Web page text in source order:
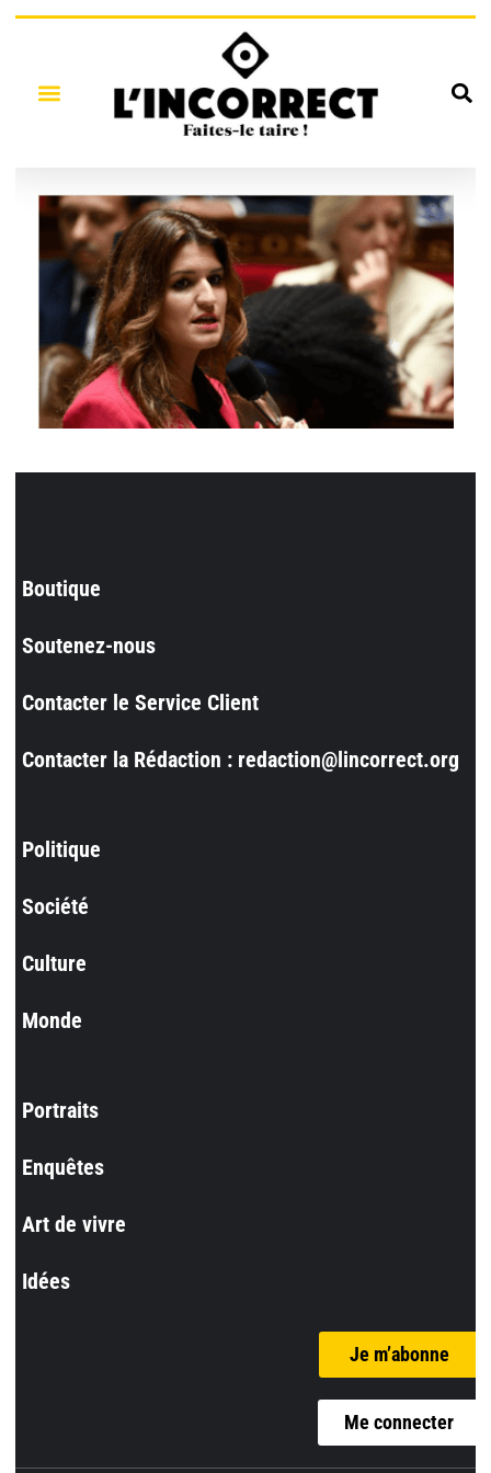
Boutique
Soutenez-nous
Contacter le Service Client
Contacter la Rédaction : redaction@lincorrect.org
Politique
Société
Culture
Monde
Portraits
Enquêtes
Art de vivre
Idées
Je m’abonne
Me connecter